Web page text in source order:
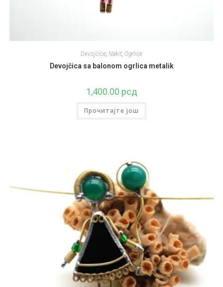
Devojčice, Nakit, Ogrlice
Devojčica sa balonom ogrlica metalik
1,400.00 рсд
Прочитајте још